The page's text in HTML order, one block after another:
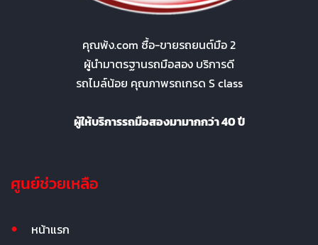
คุณพ้ง.com ซื้อ-ขายรถยนต์มือ 2
ผู้นำมาตรฐานรถมือสอง บริการดี
รถไมล์น้อย คุณภาพรถเกรด S class
ผู้ให้บริการรถมือสองมามากกว่า 40 ปี
ศูนย์ช่วยเหลือ
หน้าแรก